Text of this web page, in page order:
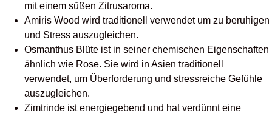
mit einem süßen Zitrusaroma.
Amiris Wood wird traditionell verwendet um zu beruhigen
und Stress auszugleichen.
Osmanthus Blüte ist in seiner chemischen Eigenschaften
ähnlich wie Rose. Sie wird in Asien traditionell
verwendet, um Überforderung und stressreiche Gefühle
auszugleichen.
Zimtrinde ist energiegebend und hat verdünnt eine